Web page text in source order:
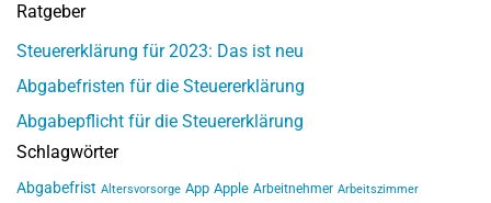
Ratgeber
Steuererklärung für 2023: Das ist neu
Abgabefristen für die Steuererklärung
Abgabepflicht für die Steuererklärung
Schlagwörter
Abgabefrist Altersvorsorge App Apple Arbeitnehmer Arbeitszimmer